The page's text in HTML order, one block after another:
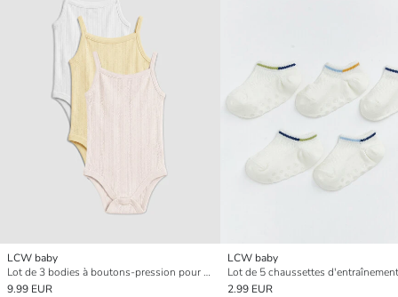
LCW baby
Lot de 3 bodies à boutons-pression pour bébé fille à col carré
9.99 EUR
LCW baby
2.99 EUR